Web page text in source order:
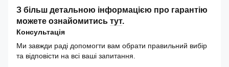
З більш детальною інформацією про гарантію
можете ознайомитись тут.
Консультація
Ми завжди раді допомогти вам обрати правильний вибір
та відповісти на всі ваші запитання.